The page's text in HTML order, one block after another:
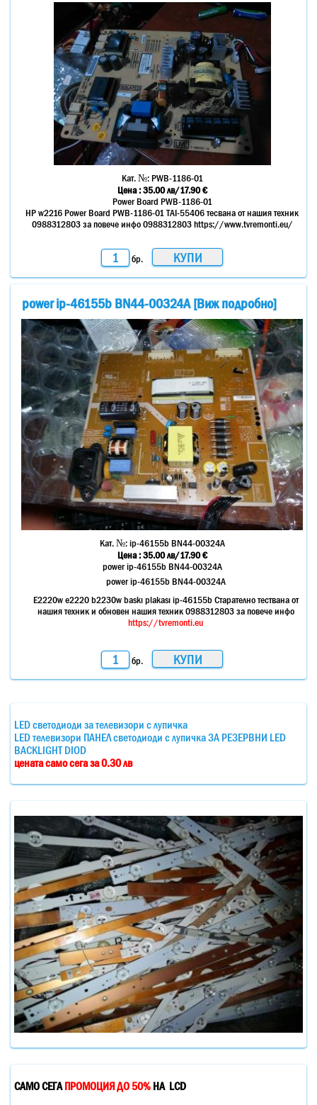
Кат. №:PWB-1186-01
Цена :35.00лв/17.90 €
Power Board PWB-1186-01
HP w2216 Power Board PWB-1186-01 TAI-55406 тесвана от нашия техник
0988312803 за повече инфо 0988312803 https://www.tvremonti.eu/
бр.
power ip-46155b BN44-00324A [Виж подробно]
Кат. №:ip-46155b BN44-00324A
Цена :35.00лв/17.90 €
power ip-46155b BN44-00324A
power ip-46155b BN44-00324A
E2220w e2220 b2230w baskı plakası ip-46155b Старателно тествана от
нашия техник и обновен нашия техник 0988312803 за повече инфо
https://tvremonti.eu
бр.
LED светодиоди за телевизори с лупичка
LED телевизори ПАНЕЛ светодиоди с лупичка ЗА РЕЗЕРВНИ LED
BACKLIGHT DIOD
цената само сега за 0.30 лв
САМО СЕГАПРОМОЦИЯ ДО 50% НА LCD